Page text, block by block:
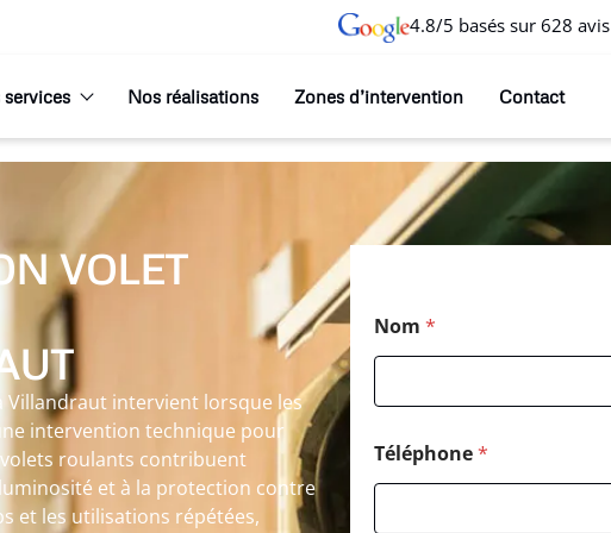
4.8/5 basés sur 628 avis
services Nos réalisations Zones d’intervention Contact
VOLET
Villandraut intervient lorsque les
intervention technique pour
roulants contribuent
et à la protection contre
et les utilisations répétées,
o
s
a
*
P
o
Nom *
Téléphone*